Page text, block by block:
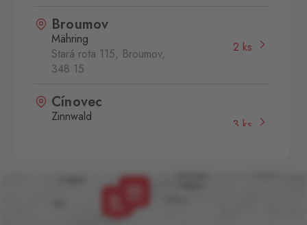
Broumov
Mähring
Stará rota 115, Broumov,
348 15
2 ks
Cínovec
Zinnwald
3 ks
České Velenice
České Velenice 670, České